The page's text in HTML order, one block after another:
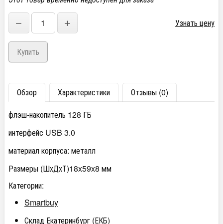
− + Узнать цену
Обзор Характеристики
Отзывы (0)
флэш-накопитель 128 ГБ
интерфейс USB 3.0
материал корпуса: металл
Размеры (ШхДхТ)18x59x8 мм
Категории:
Smartbuy
Склад Екатеринбург (ЕКБ)